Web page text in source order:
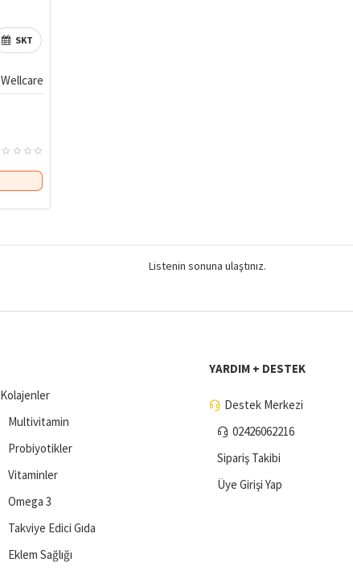
SKT
Wellcare
Listenin sonuna ulaştınız.
Kolajenler
Multivitamin
Probiyotikler
Vitaminler
Omega 3
Takviye Edici Gıda
Eklem Sağlığı
YARDIM + DESTEK
Destek Merkezi
02426062216
Sipariş Takibi
Üye Girişi Yap